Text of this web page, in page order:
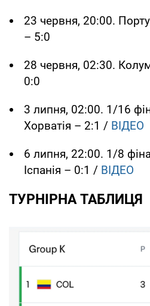
23 червня, 20:00.
– 5:0
28 червня, 02:30.
0:0
3 липня, 02:00. 1/16
Хорватія – 2:1 / ВІДЕО
6 липня, 22:00. 1/8
Іспанія – 0:1 / ВІДЕО
ТУРНІРНА ТАБЛИЦЯ